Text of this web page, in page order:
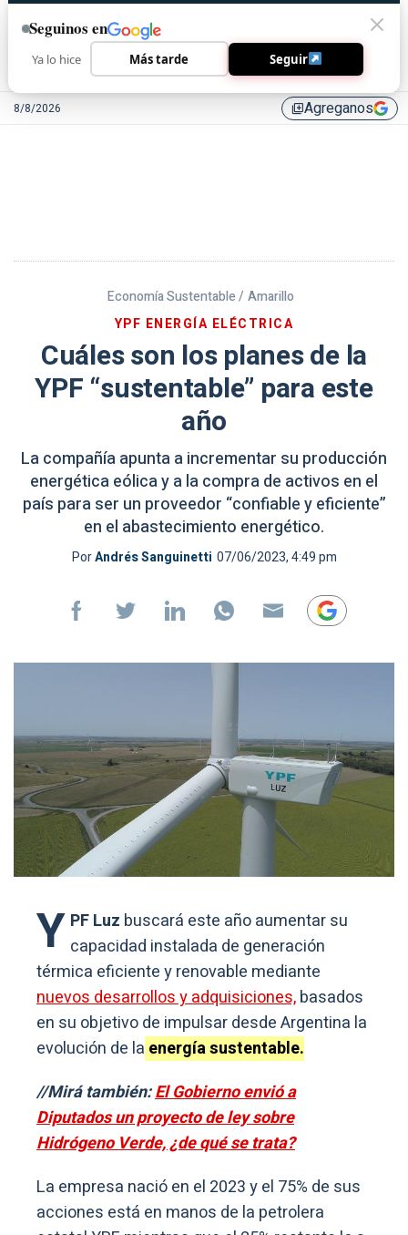
8/8/2026 library_addAgreganos
Economía Sustentable / Amarillo
YPF ENERGÍA ELÉCTRICA
Cuáles son los planes de la
YPF “sustentable” para este
año
La compañía apunta a incrementar su producción
energética eólica y a la compra de activos en el
país para ser un proveedor “confiable y eficiente”
en el abastecimiento energético.
PorAndrés Sanguinetti 07/06/2023, 4:49 pm
Y PF Luz buscará este año aumentar su
capacidad instalada de generación
térmica eficiente y renovable mediante
nuevos desarrollos y adquisiciones,basados
en su objetivo de impulsar desde Argentina la
evolución de la energía sustentable.
//Mirá también:El Gobierno envió a
Diputados un proyecto de ley sobre
Hidrógeno Verde, ¿de qué se trata?
La empresa nació en el 2023 y el 75% de sus
acciones está en manos de la petrolera
Seguinos en
Ya lo hice Más tarde Seguir